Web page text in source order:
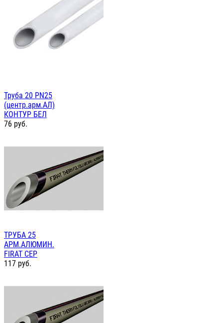
Труба 20 PN25
(центр.арм.АЛ)
КОНТУР БЕЛ
76 руб.
ТРУБА 25
АРМ.АЛЮМИН.
FIRAT СЕР
117 руб.